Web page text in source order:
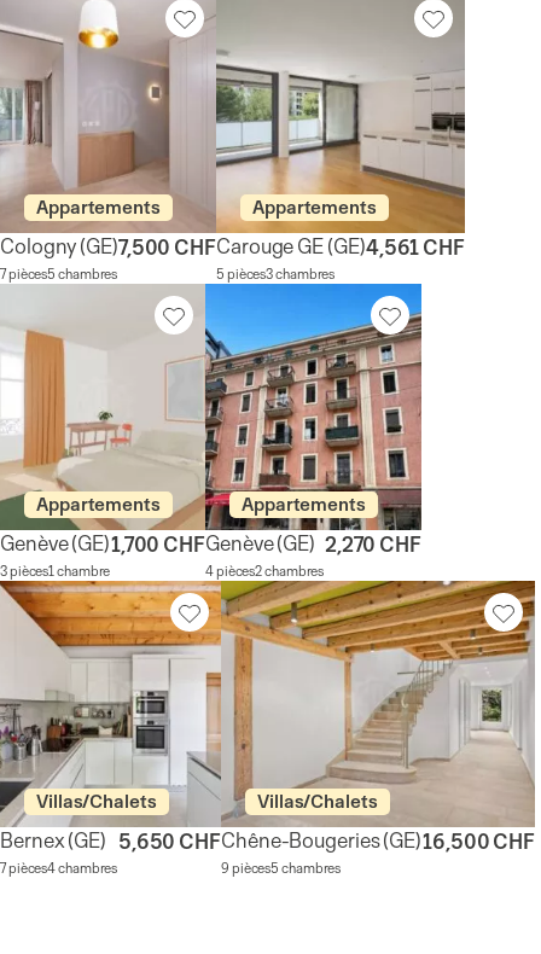
Appartements
Cologny(GE)
7 pièces5 chambres
7,500 CHF
Appartements
Carouge GE(GE)
5 pièces3 chambres
4,561 CHF
Appartements
Genève(GE)
3 pièces1 chambre
1,700 CHF
Appartements
Genève(GE)
4 pièces2 chambres
2,270 CHF
Villas/Chalets
Bernex(GE)
7 pièces4 chambres
5,650 CHF
Villas/Chalets
Chêne-Bougeries(GE)
9 pièces5 chambres
16,500 CHF